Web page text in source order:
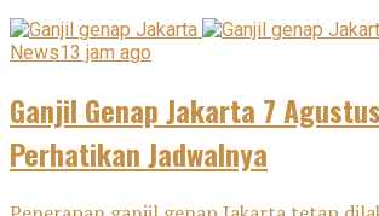
News13 jam ago
Ganjil Genap Jakarta 7
Perhatikan Jadwalnya